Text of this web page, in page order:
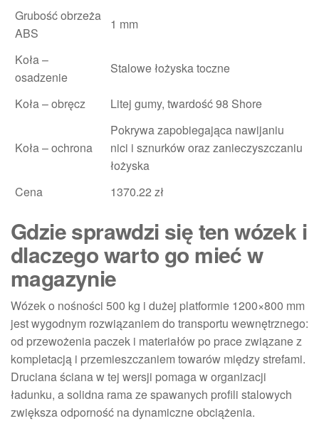
Grubość obrzeża
ABS
1 mm
Koła –
osadzenie
Stalowe łożyska toczne
Koła – obręcz Litej gumy, twardość 98 Shore
Koła – ochrona
Pokrywa zapobiegająca nawijaniu
nici i sznurków oraz zanieczyszczaniu
łożyska
Cena
1370.22 zł
Gdzie sprawdzi się ten wózek i
dlaczego warto go mieć w
magazynie
Wózek o nośności 500 kg i dużej platformie 1200×800 mm
jest wygodnym rozwiązaniem do transportu wewnętrznego:
od przewożenia paczek i materiałów po prace związane z
kompletacją i przemieszczaniem towarów między strefami.
Druciana ściana w tej wersji pomaga w organizacji
ładunku, a solidna rama ze spawanych profili stalowych
zwiększa odporność na dynamiczne obciążenia.